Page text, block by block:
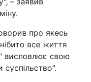
про якесь
все життя
висловлює свою